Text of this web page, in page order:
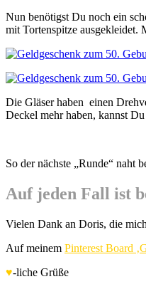
Nun benötigst Du noch ein
mit Tortenspitze ausgekleidet.
Die Gläser haben einen
Deckel mehr haben, kannst
So der nächste „Runde“ naht
Auf jeden Fall ist
Vielen Dank an Doris, die
Auf meinem Pinterest Board
♥-liche Grüße